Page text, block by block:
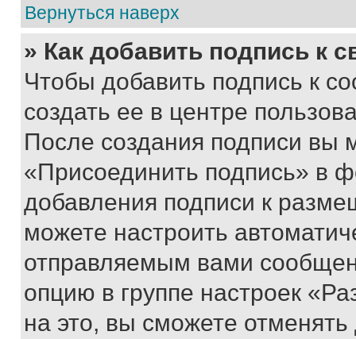
Вернуться наверх
» Как добавить подпись к
Чтобы добавить подпись к
создать ее в центре
После создания подписи вы
«Присоединить подпись» в
добавления подписи к
можете настроить
отправляемым вами
опцию в группе настроек
на это, вы сможете